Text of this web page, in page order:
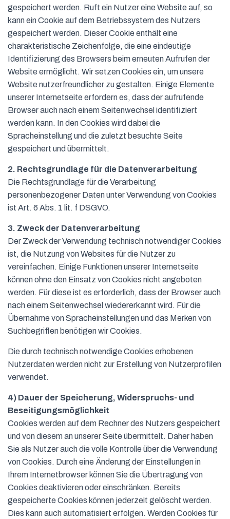
gespeichert werden. Ruft ein Nutzer eine Website auf, so
kann ein Cookie auf dem Betriebssystem des Nutzers
gespeichert werden. Dieser Cookie enthält eine
charakteristische Zeichenfolge, die eine eindeutige
Identifizierung des Browsers beim erneuten Aufrufen der
Website ermöglicht. Wir setzen Cookies ein, um unsere
Website nutzerfreundlicher zu gestalten. Einige Elemente
unserer Internetseite erfordern es, dass der aufrufende
Browser auch nach einem Seitenwechsel identifiziert
werden kann. In den Cookies wird dabei die
Spracheinstellung und die zuletzt besuchte Seite
gespeichert und übermittelt.
2. Rechtsgrundlage für die Datenverarbeitung
Die Rechtsgrundlage für die Verarbeitung
personenbezogener Daten unter Verwendung von Cookies
ist Art. 6 Abs. 1 lit. f DSGVO.
3. Zweck der Datenverarbeitung
Der Zweck der Verwendung technisch notwendiger Cookies
ist, die Nutzung von Websites für die Nutzer zu
vereinfachen. Einige Funktionen unserer Internetseite
können ohne den Einsatz von Cookies nicht angeboten
werden. Für diese ist es erforderlich, dass der Browser auch
nach einem Seitenwechsel wiedererkannt wird. Für die
Übernahme von Spracheinstellungen und das Merken von
Suchbegriffen benötigen wir Cookies.
Die durch technisch notwendige Cookies erhobenen
Nutzerdaten werden nicht zur Erstellung von Nutzerprofilen
verwendet.
4) Dauer der Speicherung, Widerspruchs- und
Beseitigungsmöglichkeit
Cookies werden auf dem Rechner des Nutzers gespeichert
und von diesem an unserer Seite übermittelt. Daher haben
Sie als Nutzer auch die volle Kontrolle über die Verwendung
von Cookies. Durch eine Änderung der Einstellungen in
Ihrem Internetbrowser können Sie die Übertragung von
Cookies deaktivieren oder einschränken. Bereits
gespeicherte Cookies können jederzeit gelöscht werden.
Dies kann auch automatisiert erfolgen. Werden Cookies für